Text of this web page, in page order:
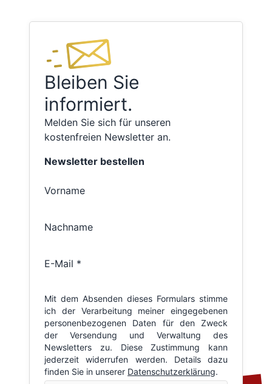
Bleiben Sie
informiert.
Melden Sie sich für unseren
kostenfreien Newsletter an.